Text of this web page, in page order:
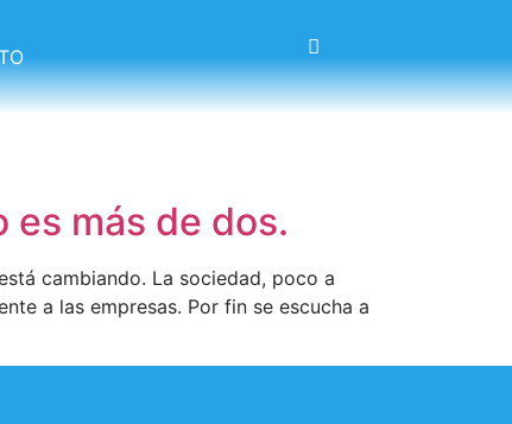
es más de dos.
cambiando. La sociedad, poco a
a las empresas. Por fin se escucha a